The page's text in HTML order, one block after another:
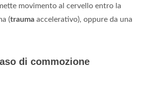
movimento al cervello entro la
(trauma accelerativo), oppure da una
di commozione